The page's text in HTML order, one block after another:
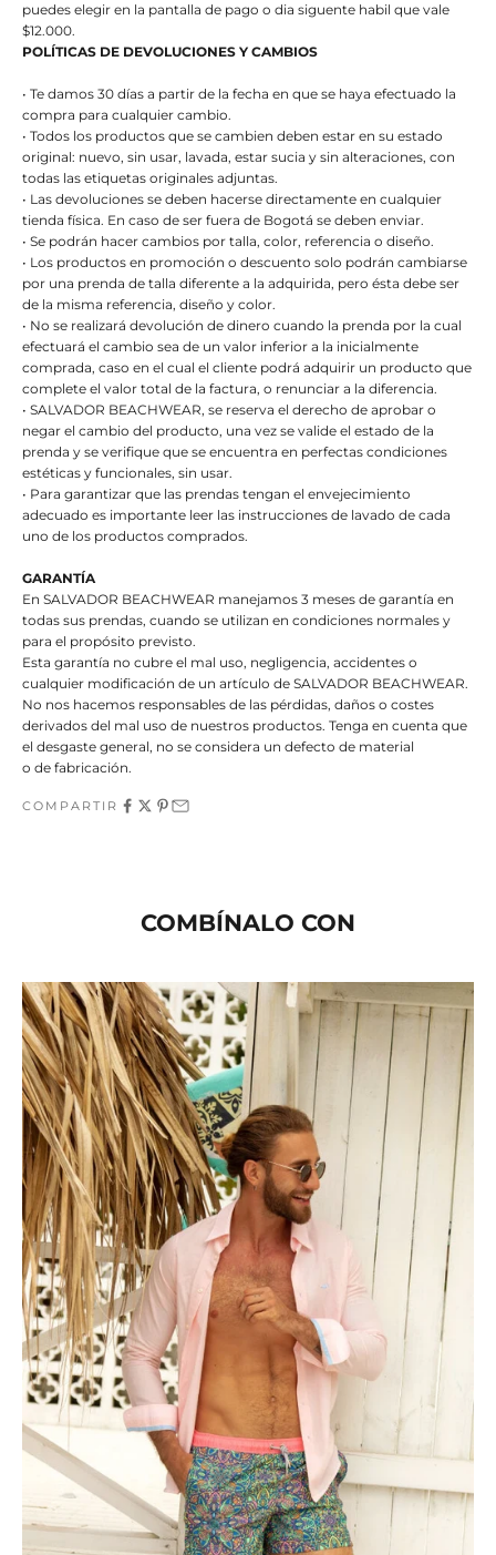
puedes elegir en la pantalla de pago o dia siguente habil que vale
$12.000.
POLÍTICAS DE DEVOLUCIONES Y CAMBIOS
• Te damos 30 días a partir de la fecha en que se haya efectuado la
compra para cualquier cambio.
• Todos los productos que se cambien deben estar en su estado
original: nuevo, sin usar, lavada, estar sucia y sin alteraciones, con
todas las etiquetas originales adjuntas.
• Las devoluciones se deben hacerse directamente en cualquier
tienda física. En caso de ser fuera de Bogotá se deben enviar.
• Se podrán hacer cambios por talla, color, referencia o diseño.
• Los productos en promoción o descuento solo podrán cambiarse
por una prenda de talla diferente a la adquirida, pero ésta debe ser
de la misma referencia, diseño y color.
• No se realizará devolución de dinero cuando la prenda por la cual
efectuará el cambio sea de un valor inferior a la inicialmente
comprada, caso en el cual el cliente podrá adquirir un producto que
complete el valor total de la factura, o renunciar a la diferencia.
• SALVADOR BEACHWEAR, se reserva el derecho de aprobar o
negar el cambio del producto, una vez se valide el estado de la
prenda y se verifique que se encuentra en perfectas condiciones
estéticas y funcionales, sin usar.
• Para garantizar que las prendas tengan el envejecimiento
adecuado es importante leer las instrucciones de lavado de cada
uno de los productos comprados.
GARANTÍA
En SALVADOR BEACHWEAR manejamos 3 meses de garantía en
todas sus prendas, cuando se utilizan en condiciones normales y
para el propósito previsto.
Esta garantía no cubre el mal uso, negligencia, accidentes o
cualquier modificación de un artículo de SALVADOR BEACHWEAR.
No nos hacemos responsables de las pérdidas, daños o costes
derivados del mal uso de nuestros productos. Tenga en cuenta que
el desgaste general, no se considera un defecto de material
o de fabricación.
COMPARTIR
COMBÍNALO CON